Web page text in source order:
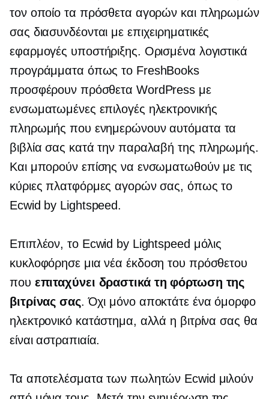
τον οποίο τα πρόσθετα αγορών και πληρωμών
σας διασυνδέονται με επιχειρηματικές
εφαρμογές υποστήριξης. Ορισμένα λογιστικά
προγράμματα όπως το FreshBooks
προσφέρουν πρόσθετα WordPress με
ενσωματωμένες επιλογές ηλεκτρονικής
πληρωμής που ενημερώνουν αυτόματα τα
βιβλία σας κατά την παραλαβή της πληρωμής.
Και μπορούν επίσης να ενσωματωθούν με τις
κύριες πλατφόρμες αγορών σας, όπως το
Ecwid by Lightspeed.
Επιπλέον, το Ecwid by Lightspeed μόλις
κυκλοφόρησε μια νέα έκδοση του πρόσθετου
που επιταχύνει δραστικά τη φόρτωση της
βιτρίνας σας. Όχι μόνο αποκτάτε ένα όμορφο
ηλεκτρονικό κατάστημα, αλλά η βιτρίνα σας θα
είναι αστραπιαία.
Τα αποτελέσματα των πωλητών Ecwid μιλούν